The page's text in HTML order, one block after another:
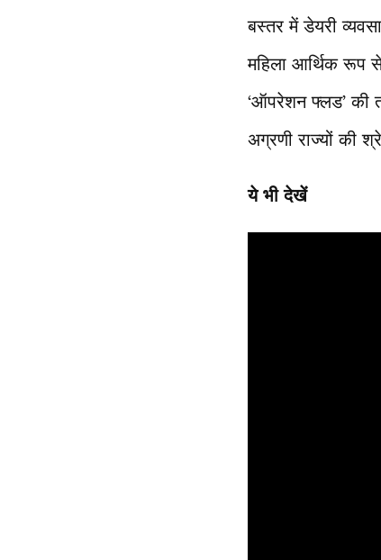
बस्तर में डेयरी
महिला आर्थिक रूप
‘ऑपरेशन फ्लड’ की
अग्रणी राज्यों की
ये भी देखें